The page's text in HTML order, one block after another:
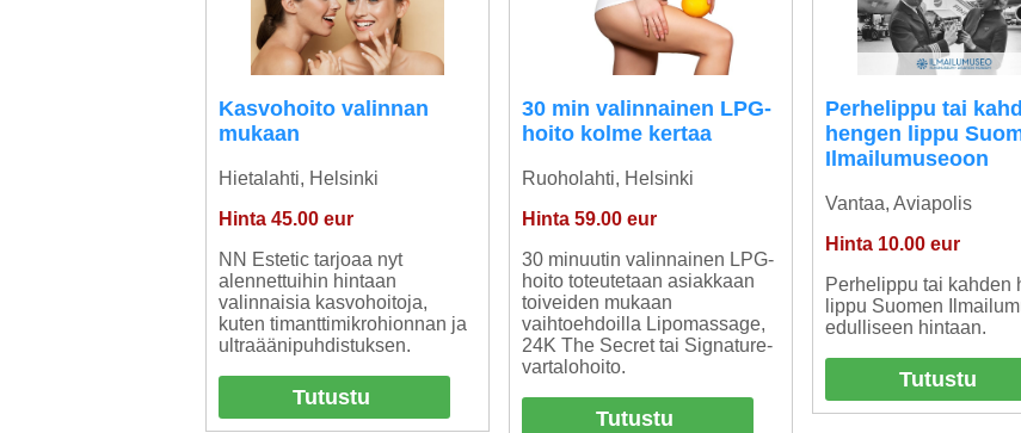
Kasvohoito valinnan
mukaan
Hietalahti, Helsinki
Hinta 45.00 eur
NN Estetic tarjoaa nyt
alennettuihin hintaan
valinnaisia kasvohoitoja,
kuten timanttimikrohionnan ja
ultraäänipuhdistuksen.
Tutustu
30 min valinnainen LPG-
hoito kolme kertaa
Ruoholahti, Helsinki
Hinta 59.00 eur
30 minuutin valinnainen LPG-
hoito toteutetaan asiakkaan
toiveiden mukaan
vaihtoehdoilla Lipomassage,
24K The Secret tai Signature-
vartalohoito.
Tutustu
Perhelippu tai
hengen lippu
Ilmailumuseoon
Vantaa, Aviapolis
Hinta 10.00 eur
Perhelippu tai kahden
lippu Suomen
edulliseen hintaan.
Tutustu